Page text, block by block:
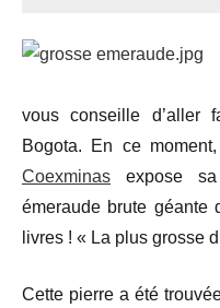
vous conseille
Bogota. En ce
Coexminas expose
émeraude brute géante
livres ! « La plus grosse
Cette pierre a été